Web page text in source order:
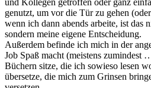
genutzt, um vor die Tür zu gehen
wenn ich dann abends arbeite, ist das
sondern meine eigene Entscheidung.
Außerdem befinde ich mich in der
Job Spaß macht (meistens zumindest
Büchern sitze, die ich sowieso lesen
übersetze, die mich zum Grinsen